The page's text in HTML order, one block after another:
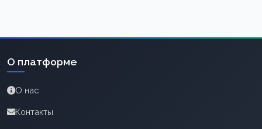
О платформе
О нас
Контакты